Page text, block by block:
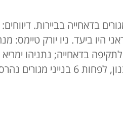
בדאחייה בביירות.
היו ביעד. ניו יורק טיימס:
בדאחייה; נתניהו
לישראל הלילה. לפי הדיווחים בלבנון, לפחות 6